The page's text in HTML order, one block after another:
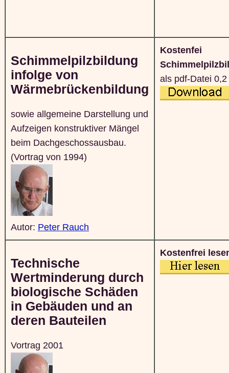
Schimmelpilzbildung
infolge von
Wärmebrückenbildung
sowie allgemeine Darstellung und
Aufzeigen konstruktiver Mängel
beim Dachgeschossausbau.
(Vortrag von 1994)
Autor: Peter Rauch
Kostenfei
als pdf-Datei 0,2
Technische
Wertminderung durch
biologische Schäden
in Gebäuden und an
deren Bauteilen
Vortrag 2001
Kostenfrei